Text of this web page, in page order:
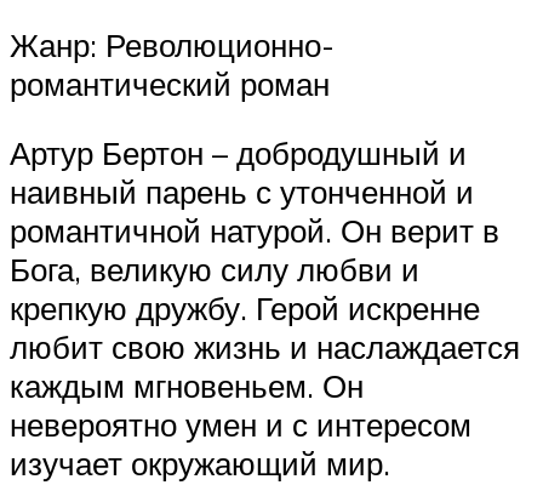
Жанр: Революционно-
романтический роман
Артур Бертон – добродушный и
наивный парень с утонченной и
романтичной натурой. Он верит в
Бога, великую силу любви и
крепкую дружбу. Герой искренне
любит свою жизнь и наслаждается
каждым мгновеньем. Он
невероятно умен и с интересом
изучает окружающий мир.